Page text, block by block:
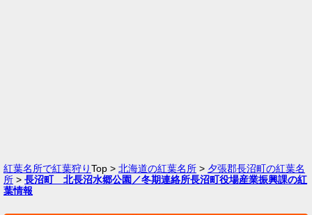
紅葉名所で紅葉狩りTop > 北海道の紅葉名所 > 夕張郡長沼町の紅葉名
所 > 長沼町 北長沼水郷公園／冬期連絡所長沼町役場産業振興課の紅
葉情報